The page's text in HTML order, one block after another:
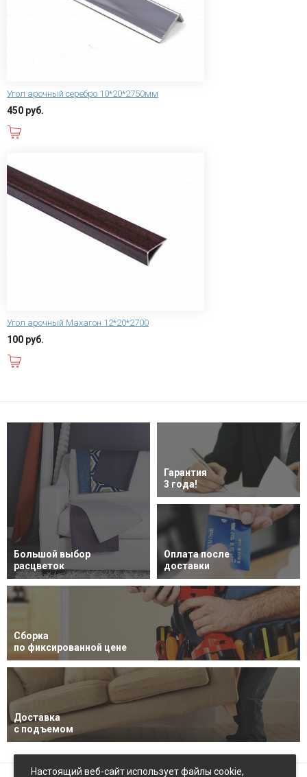
Угол арочный серебро 10*20*2750мм
450 руб.
Угол арочный Махагон 12*20*2700
100 руб.
Большой выбор
расцветок
Гарантия
3 года!
Оплата после
доставки
Сборка
по фиксированной цене
Доставка
с подъемом
Настоящий веб-сайт использует файлы cookie,